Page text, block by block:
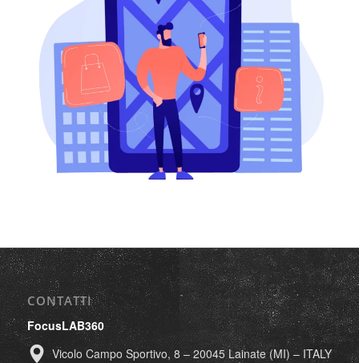
CONTATTI
FocusLAB360
Vicolo Campo Sportivo, 8 – 20045 Lainate (MI) – ITALY